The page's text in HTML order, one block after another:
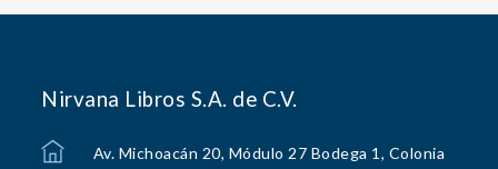
Nirvana Libros S.A. de C.V.
Av. Michoacán 20, Módulo 27 Bodega 1, Colonia